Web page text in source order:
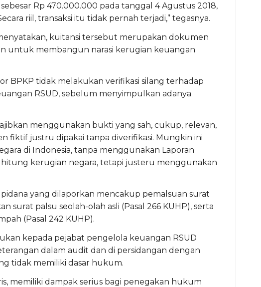
Rp 470.000.000 pada tanggal 4 Agustus 2018,
riil, transaksi itu tidak pernah terjadi,” tegasnya.
kuitansi tersebut merupakan dokumen
untuk membangun narasi kerugian keuangan
BPKP tidak melakukan verifikasi silang terhadap
RSUD, sebelum menyimpulkan adanya
menggunakan bukti yang sah, cukup, relevan,
fiktif justru dipakai tanpa diverifikasi. Mungkin ini
di Indonesia, tanpa menggunakan Laporan
kerugian negara, tetapi justeru menggunakan
yang dilaporkan mencakup pemalsuan surat
surat palsu seolah-olah asli (Pasal 266 KUHP), serta
(Pasal 242 KUHP).
kepada pejabat pengelola keuangan RSUD
dalam audit dan di persidangan dengan
tidak memiliki dasar hukum.
memiliki dampak serius bagi penegakan hukum